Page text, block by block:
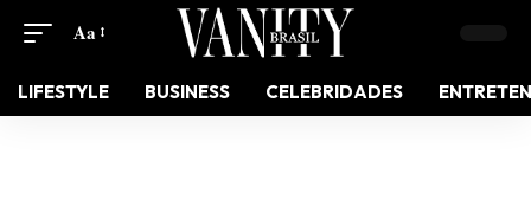
Aa
LIFESTYLE BUSINESS CELEBRIDADES